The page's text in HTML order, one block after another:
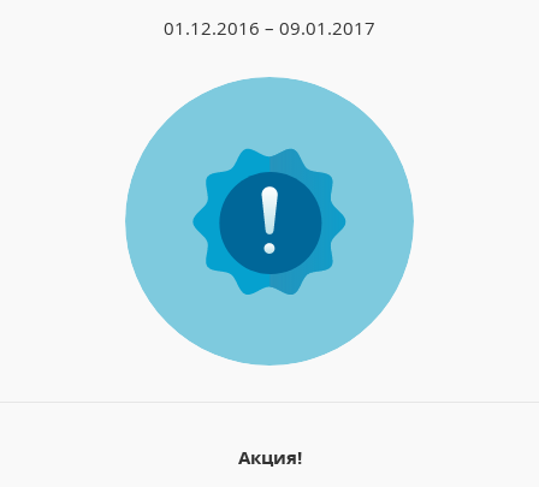
01.12.2016 – 09.01.2017
Акция!